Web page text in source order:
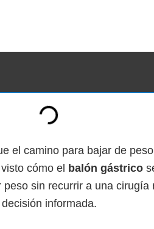
el camino para bajar de
cómo el balón gástrico
sin recurrir a una
informada.